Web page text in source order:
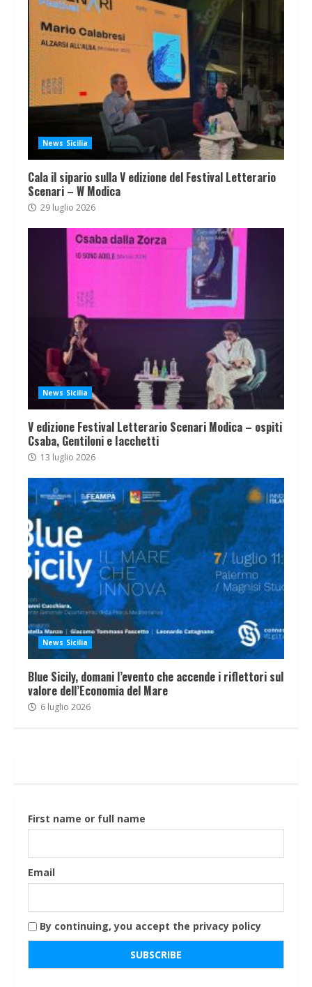
News Sicilia
Cala il sipario sulla V edizione del Festival Letterario
Scenari – W Modica
29 luglio 2026
News Sicilia
V edizione Festival Letterario Scenari Modica – ospiti
Csaba, Gentiloni e Iacchetti
13 luglio 2026
News Sicilia
Blue Sicily, domani l’evento che accende i riflettori sul
valore dell’Economia del Mare
6 luglio 2026
First name or full name
Email
By continuing, you accept the privacy policy